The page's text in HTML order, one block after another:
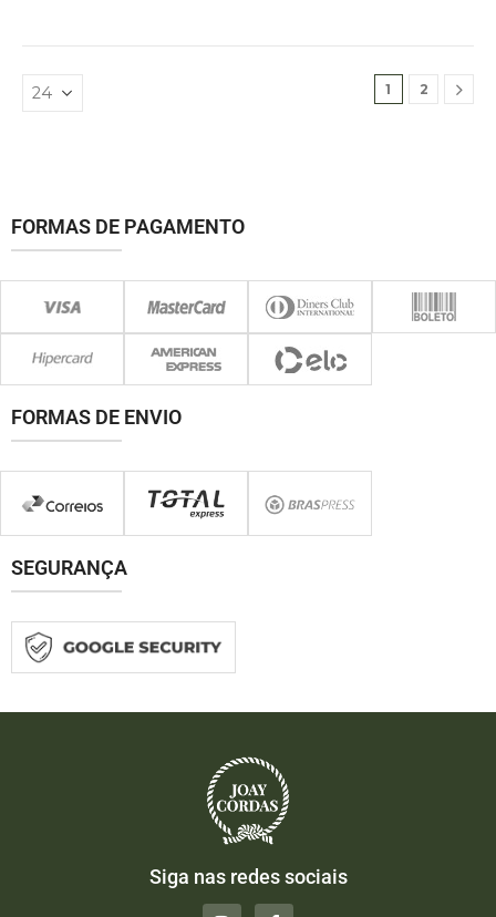
1 2
FORMAS DE PAGAMENTO
FORMAS DE ENVIO
SEGURANÇA
Siga nas redes sociais